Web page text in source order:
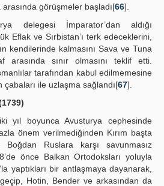
görüşmeler başladı[66].
delegesi İmparator’dan aldığı
Eflak ve Sırbistan’ı terk edeceklerini,
kendilerinde kalmasını Sava ve Tuna
sınır olmasını teklif etti.
tarafından kabul edilmemesine
çabaları ile uzlaşma sağlandı[67].
yıl boyunca Avusturya cephesinde
önem verilmediğinden Kırım başta
Ruslara karşı savunmasız
önce Balkan Ortodoksları yoluyla
yaptıkları bir antlaşmaya dayanarak,
Hotin, Bender ve arkasından da